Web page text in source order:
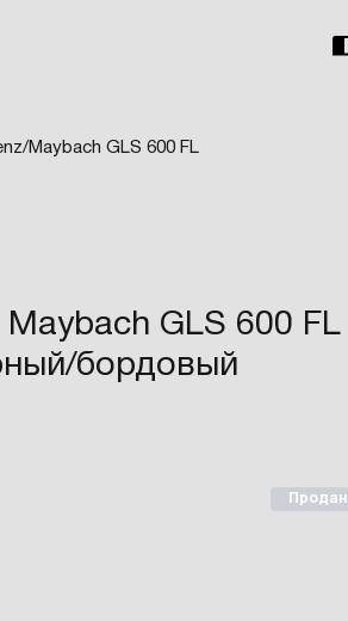
/Maybach GLS 600 FL
Maybach GLS 600 FL
бордовый
Продан